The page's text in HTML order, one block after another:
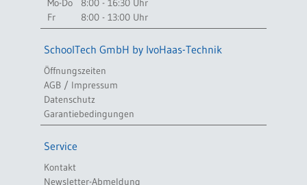
Mo-Do
8:00 - 16:30 Uhr
Fr
8:00 - 13:00 Uhr
SchoolTech GmbH by IvoHaas-Technik
Öffnungszeiten
AGB / Impressum
Datenschutz
Garantiebedingungen
Service
Kontakt
Newsletter-Abmeldung